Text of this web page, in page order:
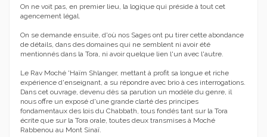
On ne voit pas, en premier lieu, la logique qui préside à tout cet
agencement légal.
On se demande ensuite, d'où nos Sages ont pu tirer cette abondance
de détails, dans des domaines qui ne semblent ni avoir été
mentionnés dans la Tora, ni avoir quelque lien l'un avec l'autre.
Le Rav Moché 'Haïm Shlanger, mettant à profit sa longue et riche
expérience d'enseignant, a su répondre avec brio à ces interrogations.
Dans cet ouvrage, devenu dès sa parution un modèle du genre, il
nous offre un exposé d'une grande clarté des principes
fondamentaux des lois du Chabbath, tous fondés tant sur la Tora
écrite que sur la Tora orale, toutes deux transmises à Moché
Rabbenou au Mont Sinaï.